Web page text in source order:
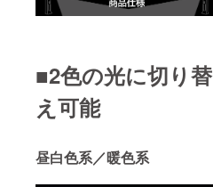
■2色の光に切り替
え可能
昼白色系／暖色系